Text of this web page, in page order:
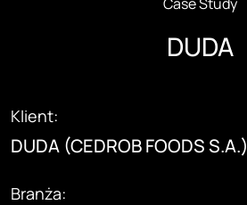
DUDA
Klient:
DUDA (CEDROB FOODS S.A.)
Branża: